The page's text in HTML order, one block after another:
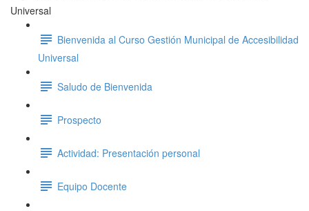
Universal
Bienvenida al Curso Gestión Municipal de Accesibilidad
Universal
Saludo de Bienvenida
Prospecto
Actividad: Presentación personal
Equipo Docente